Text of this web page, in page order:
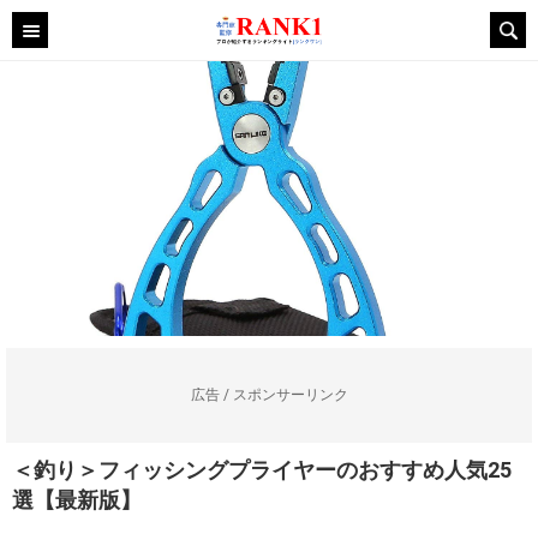
広告 / スポンサーリンク
＜釣り＞フィッシングプライヤーのおすすめ人気25
選【最新版】